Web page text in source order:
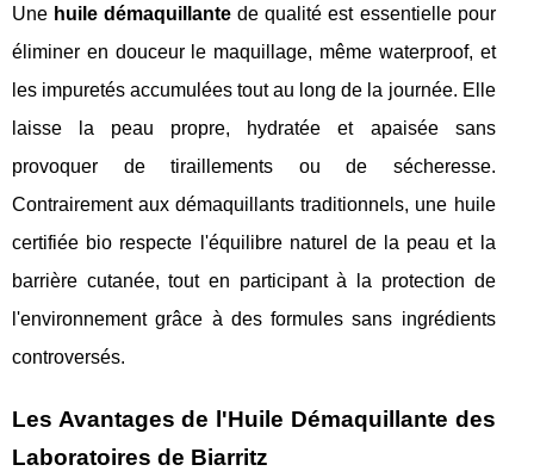
Une huile démaquillante de qualité est essentielle pour
éliminer en douceur le maquillage, même waterproof, et
les impuretés accumulées tout au long de la journée. Elle
laisse la peau propre, hydratée et apaisée sans
provoquer de tiraillements ou de sécheresse.
Contrairement aux démaquillants traditionnels, une huile
certifiée bio respecte l'équilibre naturel de la peau et la
barrière cutanée, tout en participant à la protection de
l'environnement grâce à des formules sans ingrédients
controversés.
Les Avantages de l'Huile Démaquillante des
Laboratoires de Biarritz